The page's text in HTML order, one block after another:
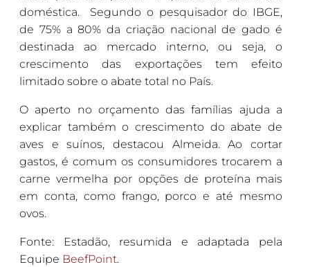
doméstica. Segundo o pesquisador do IBGE,
de 75% a 80% da criação nacional de gado é
destinada ao mercado interno, ou seja, o
crescimento das exportações tem efeito
limitado sobre o abate total no País.
O aperto no orçamento das famílias ajuda a
explicar também o crescimento do abate de
aves e suínos, destacou Almeida. Ao cortar
gastos, é comum os consumidores trocarem a
carne vermelha por opções de proteína mais
em conta, como frango, porco e até mesmo
ovos.
Fonte: Estadão, resumida e adaptada pela
Equipe BeefPoint.